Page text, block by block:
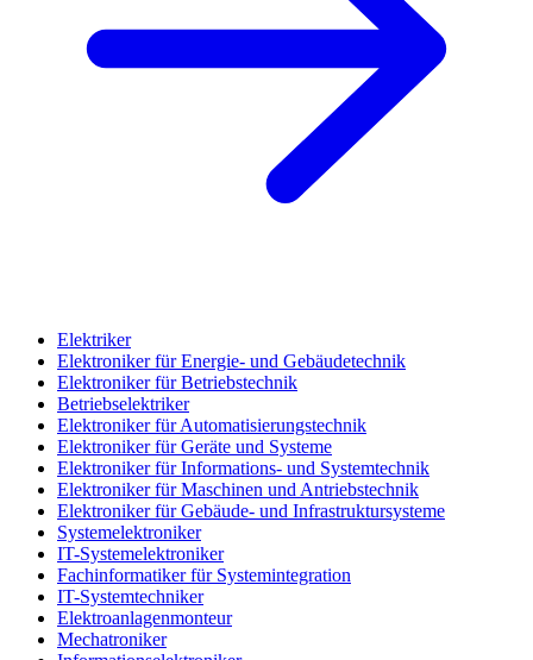
Elektriker
Elektroniker für Energie- und Gebäudetechnik
Elektroniker für Betriebstechnik
Betriebselektriker
Elektroniker für Automatisierungstechnik
Elektroniker für Geräte und Systeme
Elektroniker für Informations- und Systemtechnik
Elektroniker für Maschinen und Antriebstechnik
Elektroniker für Gebäude- und Infrastruktursysteme
Systemelektroniker
IT-Systemelektroniker
Fachinformatiker für Systemintegration
IT-Systemtechniker
Elektroanlagenmonteur
Mechatroniker